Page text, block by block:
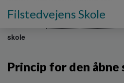
Filstedvejens Skole
Politikker og principper
skole
Princip for den åbne